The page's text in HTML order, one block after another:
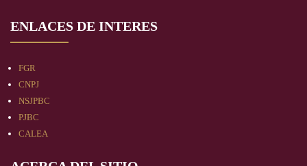
ENLACES DE INTERES
FGR
CNPJ
NSJPBC
PJBC
CALEA